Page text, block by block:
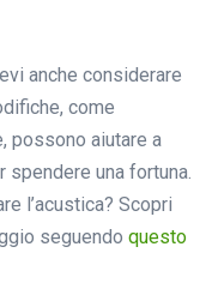
anche considerare
come
possono aiutare a
spendere una fortuna.
l’acustica? Scopri
seguendo questo